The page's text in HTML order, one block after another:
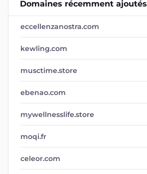
Domaines récemment ajoutés
eccellenzanostra.com
kewling.com
musctime.store
ebenao.com
mywellnesslife.store
moqi.fr
celeor.com